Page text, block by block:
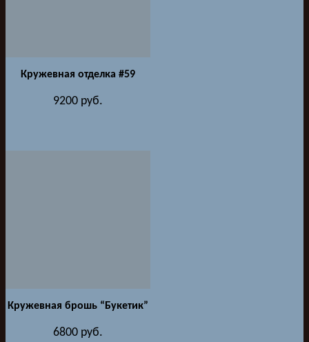
Кружевная отделка #59
9200 руб.
Кружевная брошь “Букетик”
6800 руб.